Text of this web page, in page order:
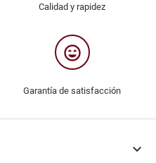
Calidad y rapidez
sentiment_very_satisfied
Garantía de satisfacción
